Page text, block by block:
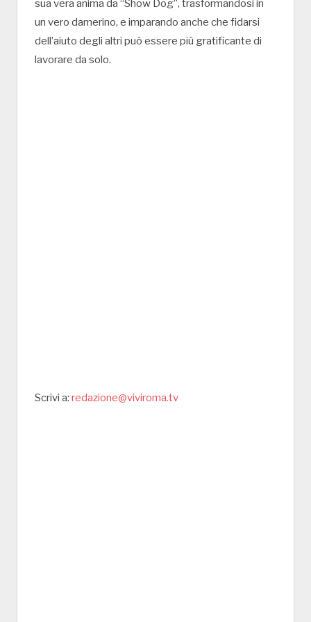
sua vera anima da “Show Dog”, trasformandosi in
un vero damerino, e imparando anche che fidarsi
dell’aiuto degli altri può essere più gratificante di
lavorare da solo.
Scrivi a: redazione@viviroma.tv